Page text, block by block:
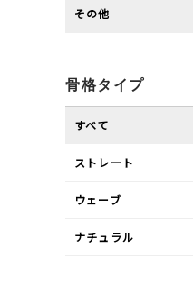
その他
骨格タイプ
すべて
ストレート
ウェーブ
ナチュラル